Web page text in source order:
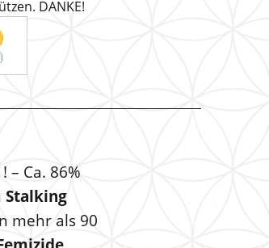
DANKE!
– Ca. 86%
Stalking
mehr als 90